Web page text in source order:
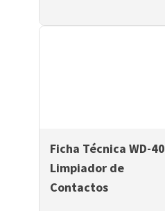
Ficha Técnica WD-40
Limpiador de
Contactos